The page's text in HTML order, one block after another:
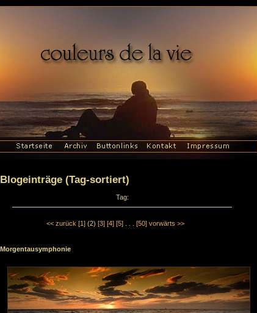
Blogeinträge (Tag-sortiert)
Tag:
<< zurück [1] (2) [3] [4] [5] [50] vorwärts >>
Morgentausymphonie